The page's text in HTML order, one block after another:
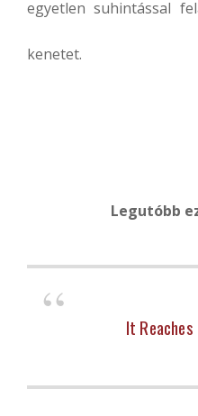
egyetlen suhintással
kenetet.
Legutóbb
It